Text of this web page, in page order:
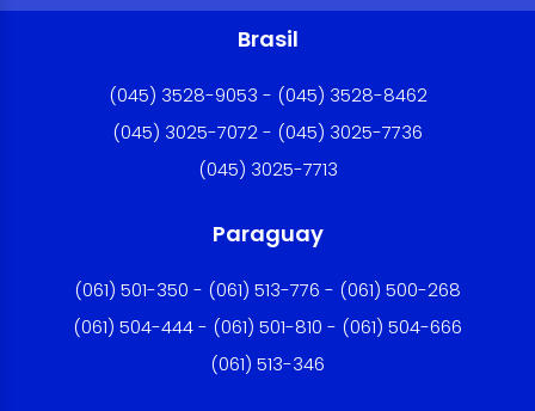
Brasil
(045) 3528-9053 - (045) 3528-8462
(045) 3025-7072 - (045) 3025-7736
(045) 3025-7713
Paraguay
(061) 501-350 - (061) 513-776 - (061) 500-268
(061) 504-444 - (061) 501-810 - (061) 504-666
(061) 513-346